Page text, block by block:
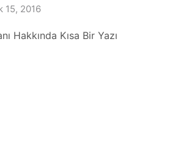
15, 2016